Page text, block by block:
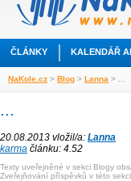
ČLÁNKY KALENDÁŘ
NaKole.cz > Blog > Lanna > ...
...
20.08.2013 vložil/a: Lanna
karma článku: 4.52
Texty uveřejněné v sekci Blogy
Zveřejňování příspěvků v této